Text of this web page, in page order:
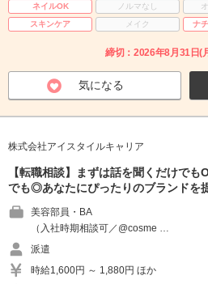
ネイルOK
ノルマなし
スキンケア
メイク ナ
締切：2026年8月31日(
気になる
株式会社アイスタイルキャリア
【転職相談】まずは話を聞くだけで
でも◎あなたにぴったりのブランドを
美容部員・BA
（入社時期相談可／@cosme …
派遣
時給1,600円 ～ 1,880円 ほか